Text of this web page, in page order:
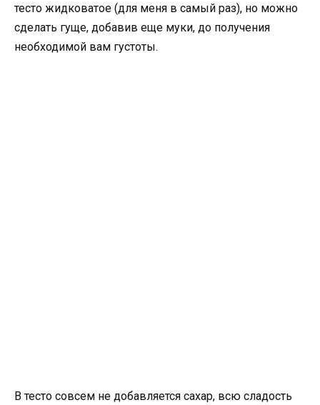
тесто жидковатое (для меня в самый раз), но можно
сделать гуще, добавив еще муки, до получения
необходимой вам густоты.
В тесто совсем не добавляется сахар, всю сладость